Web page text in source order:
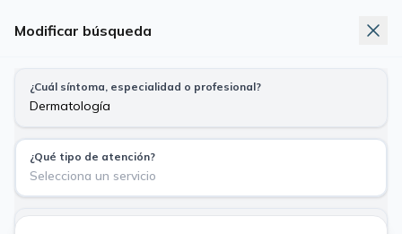
Busca síntoma, especialidad o profesional
Dermatología · Teleconsulta Dermatológica
Modificar búsqueda
¿Cuál síntoma, especialidad o profesional?
¿Qué tipo de atención?
Selecciona un servicio
Particular
$ 40.000